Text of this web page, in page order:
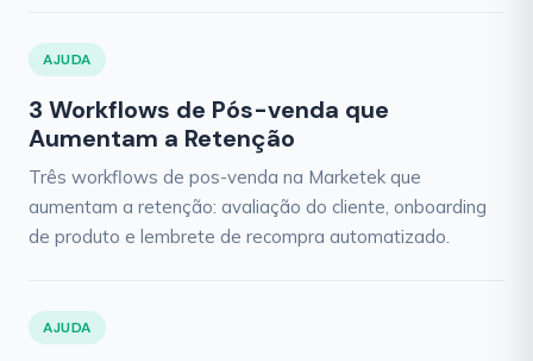
AJUDA
3 Workflows de Pós-venda que
Aumentam a Retenção
Três workflows de pos-venda na Marketek que
aumentam a retenção: avaliação do cliente, onboarding
de produto e lembrete de recompra automatizado.
AJUDA